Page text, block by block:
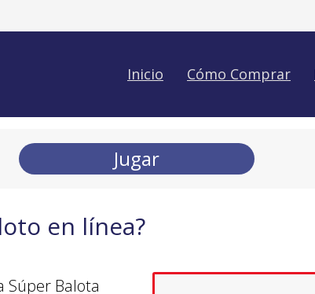
Inicio Cómo Comprar
Jugar
en línea?
Súper Balota